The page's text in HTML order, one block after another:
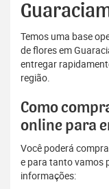
Temos uma base
de flores em
entregar
região.
Como
online para
Você poderá
e para tanto vamos
informações: